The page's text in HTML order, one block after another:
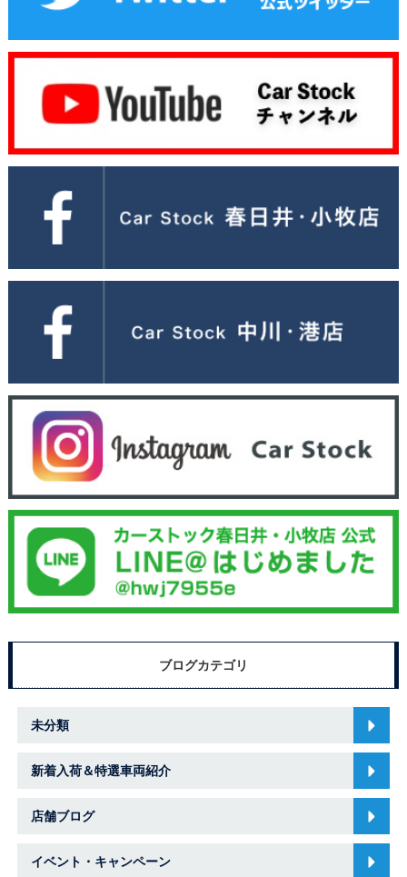
ブログカテゴリ
未分類
新着入荷＆特選車両紹介
店舗ブログ
イベント・キャンペーン